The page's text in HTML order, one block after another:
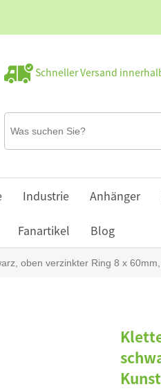
Schneller Versand
Industrie Anhänger
Fanartikel Blog
oben verzinkter Ring 8 x